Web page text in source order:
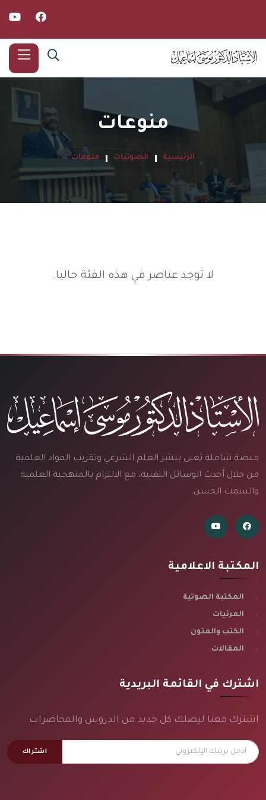
منوعات
الرئيسية الصوتيات منوعات
لا توجد عناصر في هذه الفئة حاليا.
منصة شاملة تعنى بنشر العلم الشرعي وتقريب المواد العلمية
من خلال أحدث الوسائل التقنية، مع الالتزام بالمنهجية العلمية
والسمت الحسن.
المكتبة الاعلامية
المكتبة الصوتية
المرئيات
الكتب والمتون
المقالات
اشترك في القائمة البريدية
اشترك معنا ليصلك كل جديد من الدروس والمحاضرات.
اشتراك